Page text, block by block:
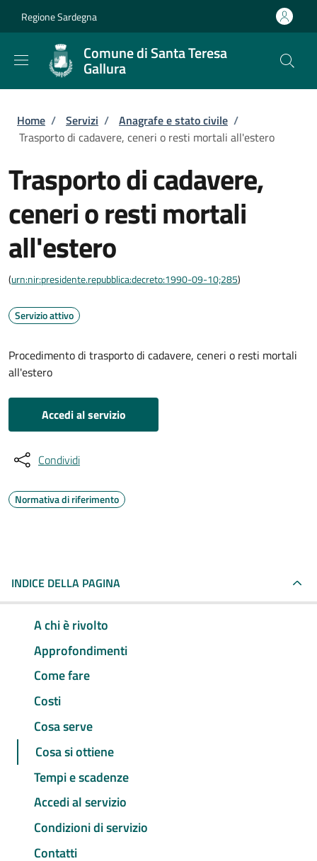
Regione Sardegna
Comune di Santa Teresa
Gallura
Briciole di pane
Home / Servizi / Anagrafe e stato civile /
Trasporto di cadavere, ceneri o resti mortali all'estero
Trasporto di cadavere,
ceneri o resti mortali
all'estero
(urn:nir:presidente.repubblica:decreto:1990-09-10;285)
Servizio attivo
Procedimento di trasporto di cadavere, ceneri o resti mortali
all'estero
Accedi al servizio
Condividi
Normativa di riferimento
INDICE DELLA PAGINA
A chi è rivolto
Approfondimenti
Come fare
Costi
Cosa serve
Cosa si ottiene
Tempi e scadenze
Accedi al servizio
Condizioni di servizio
Contatti